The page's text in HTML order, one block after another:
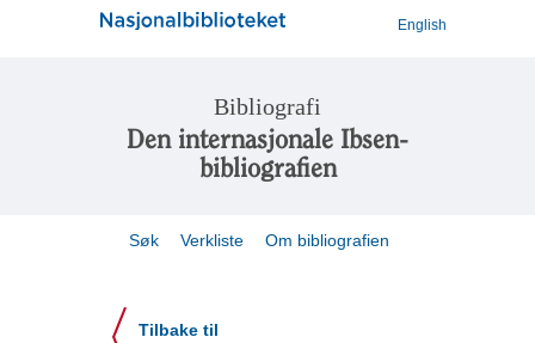
English
Bibliografi
Den internasjonale Ibsen-
bibliografien
Søk Verkliste Om bibliografien
Tilbake til